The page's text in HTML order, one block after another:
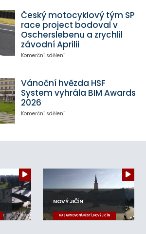
Český motocyklový tým SP
race project bodoval v
Oscherslebenu a zrychlil
závodní Aprilii
Komerční sdělení
Vánoční hvězda HSF
System vyhrála BIM Awards
2026
Komerční sdělení
NOVÝ JIČÍN
MASARYKOVO NÁMĚSTÍ, NOVÝ JIČÍN